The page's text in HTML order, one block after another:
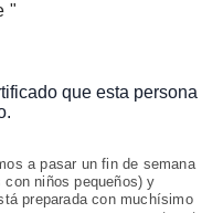
"
que esta persona
a pasar un fin de semana
niños pequeños) y
preparada con muchísimo